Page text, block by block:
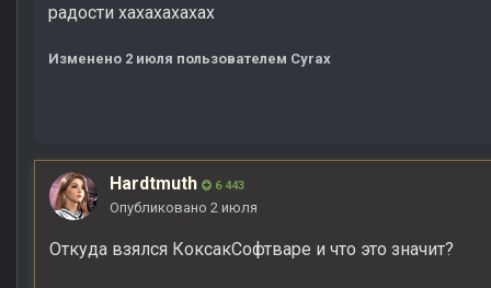
радости хахахахахах
Изменено 2 июля пользователем Cyrax
Hardtmuth 6 443
Опубликовано 2 июля
Откуда взялся КоксакСофтваре и что это значит?